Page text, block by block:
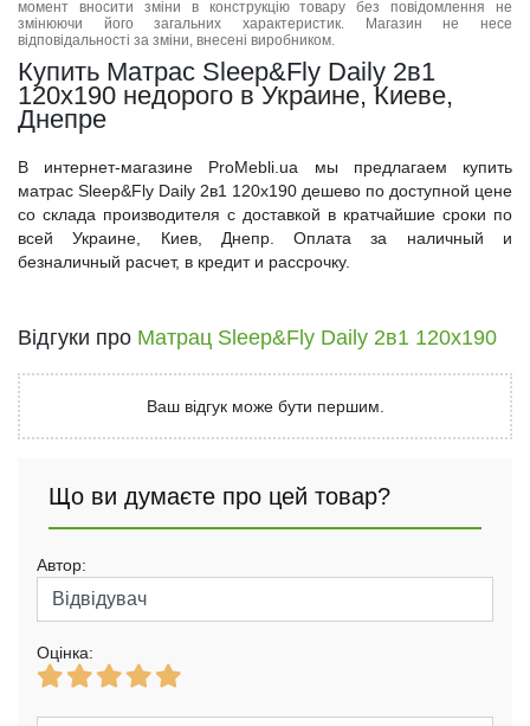
момент вносити зміни в конструкцію товару без повідомлення не
змінюючи його загальних характеристик. Магазин не несе
відповідальності за зміни, внесені виробником.
Купить Матрас Sleep&Fly Daily 2в1
120x190 недорого в Украине, Киеве,
Днепре
В интернет-магазине ProMebli.ua мы предлагаем купить
матрас Sleep&Fly Daily 2в1 120x190 дешево по доступной цене
со склада производителя с доставкой в кратчайшие сроки по
всей Украине, Киев, Днепр. Оплата за наличный и
безналичный расчет, в кредит и рассрочку.
Відгуки про Матрац Sleep&Fly Daily 2в1 120x190
Ваш відгук може бути першим.
Що ви думаєте про цей товар?
Автор:
Оцінка: